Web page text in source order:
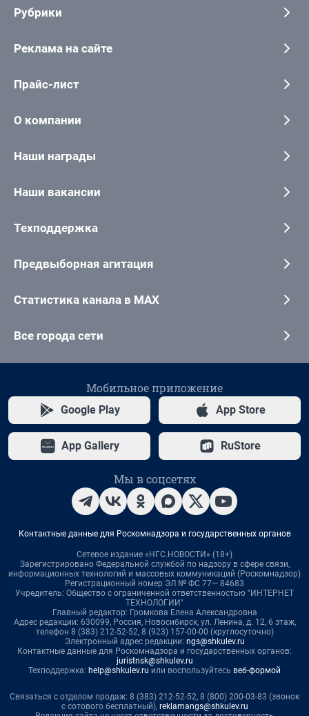
Рубрики
Реклама на сайте
Прайс-лист
О компании
Наши награды
Наши вакансии
Техподдержка
Предвыборная агитация
Статистика канала в MAX
Все города сети
Мобильное приложение
Google Play App Store
App Gallery RuStore
Мы в соцсетях
Контактные данные для Роскомнадзора и государственных органов
Сетевое издание «НГС.НОВОСТИ» (18+)
Зарегистрировано Федеральной службой по надзору в сфере связи,
информационных технологий и массовых коммуникаций (Роскомнадзор)
Регистрационный номер ЭЛ № ФС 77— 84683
Учредитель: Общество с ограниченной ответственностью "ИНТЕРНЕТ
ТЕХНОЛОГИИ"
Главный редактор: Громкова Елена Александровна
Адрес редакции: 630099, Россия, Новосибирск, ул. Ленина, д. 12, 6 этаж,
телефон 8 (383) 212-52-52, 8 (923) 157-00-00 (круглосуточно)
Электронный адрес редакции: ngs@shkulev.ru
Контактные данные для Роскомнадзора и государственных органов:
juristnsk@shkulev.ru
Техподдержка: help@shkulev.ru или воспользуйтесь веб-формой
Связаться с отделом продаж: 8 (383) 212-52-52, 8 (800) 200-03-83 (звонок
с сотового бесплатный), reklamangs@shkulev.ru